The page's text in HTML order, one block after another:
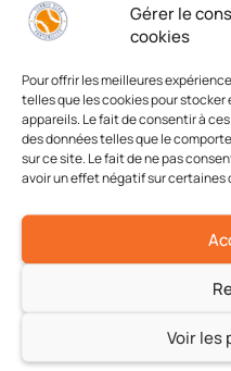
Gérer le
cookies
Pour offrir les meilleures
telles que les cookies pour
appareils. Le fait de consentir à
des données telles que le
sur ce site. Le fait de ne pas
avoir un effet négatif sur
Voir les
Ajouter au
Caisse
d'Epargne Dames
A chacun son